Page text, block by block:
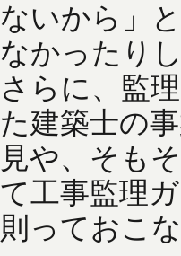
ないから」
なかったり
さらに、監
た建築士の
見や、そも
て工事監理
則っておこ